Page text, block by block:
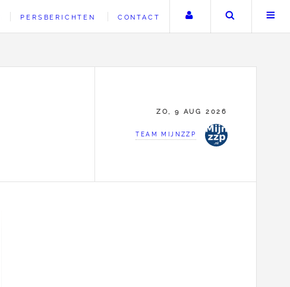
PERSBERICHTEN CONTACT Uw accountZoeken
ZO, 9 AUG 2026
TEAM MIJNZZP